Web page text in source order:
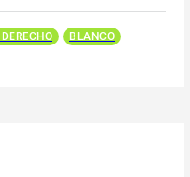
BLANCO